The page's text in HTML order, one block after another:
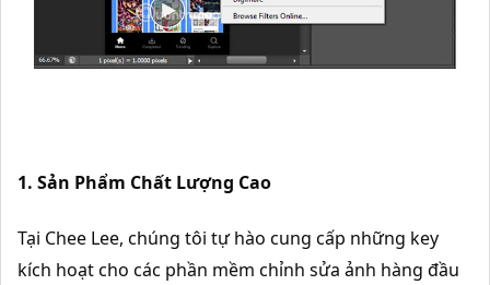
1. Sản Phẩm Chất Lượng Cao
Tại Chee Lee, chúng tôi tự hào cung cấp những key
kích hoạt cho các phần mềm chỉnh sửa ảnh hàng đầu